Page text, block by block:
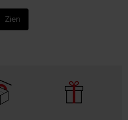
Zien